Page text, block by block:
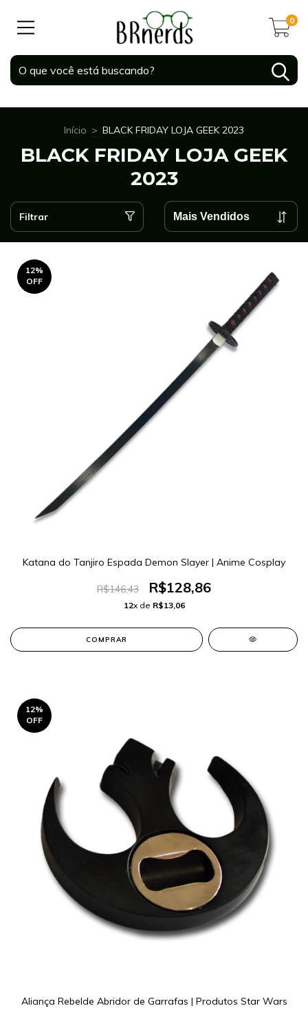
0
Início > BLACK FRIDAY LOJA GEEK 2023
BLACK FRIDAY LOJA GEEK
2023
Filtrar
12%
OFF
Katana do Tanjiro Espada Demon Slayer | Anime Cosplay
R$146,43 R$128,86
12x de R$13,06
12%
OFF
Aliança Rebelde Abridor de Garrafas | Produtos Star Wars